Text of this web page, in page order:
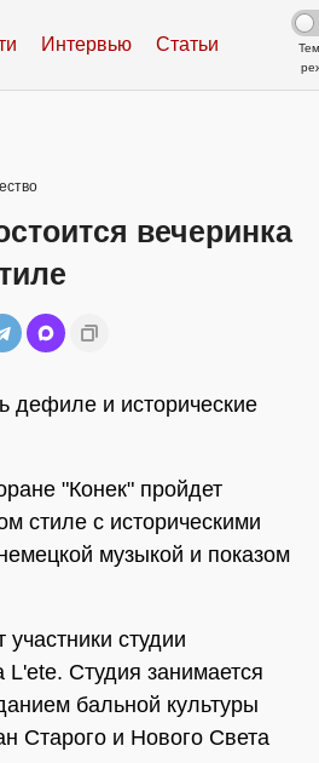
Интервью Статьи
вечеринка
дефиле и исторические
"Конек" пройдет
стиле с историческими
музыкой и показом
студии
L'еtе. Студия занимается
бальной культуры
Старого и Нового Света